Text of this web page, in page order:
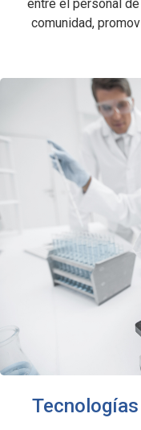
entre el personal
comunidad,